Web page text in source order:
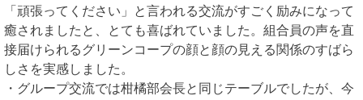
「頑張ってください」と言われる交流がすごく励みになって
癒されましたと、とても喜ばれていました。組合員の声を直
接届けられるグリーンコープの顔と顔の見える関係のすばら
しさを実感しました。
・グループ交流では柑橘部会長と同じテーブルでしたが、今